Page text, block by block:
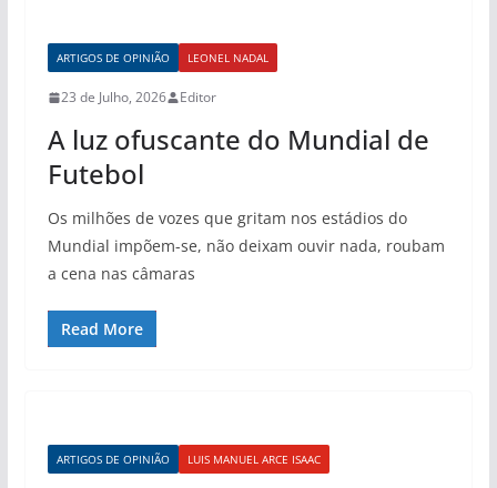
ARTIGOS DE OPINIÃO LEONEL NADAL
23 de Julho, 2026 Editor
A luz ofuscante do Mundial de
Futebol
Os milhões de vozes que gritam nos estádios do
Mundial impõem-se, não deixam ouvir nada, roubam
a cena nas câmaras
Read More
ARTIGOS DE OPINIÃO LUIS MANUEL ARCE ISAAC